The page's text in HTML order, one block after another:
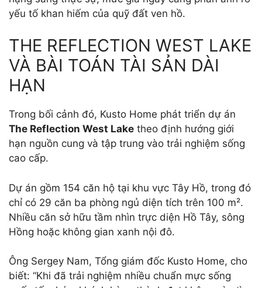
yếu tố khan hiếm của quỹ đất ven hồ.
THE REFLECTION WEST LAKE
VÀ BÀI TOÁN TÀI SẢN DÀI
HẠN
Trong bối cảnh đó, Kusto Home phát triển dự án
The Reflection West Lake theo định hướng giới
hạn nguồn cung và tập trung vào trải nghiệm sống
cao cấp.
Dự án gồm 154 căn hộ tại khu vực Tây Hồ, trong đó
chỉ có 29 căn ba phòng ngủ diện tích trên 100 m².
Nhiều căn sở hữu tầm nhìn trực diện Hồ Tây, sông
Hồng hoặc không gian xanh nội đô.
Ông Sergey Nam, Tổng giám đốc Kusto Home, cho
biết: “Khi đã trải nghiệm nhiều chuẩn mực sống